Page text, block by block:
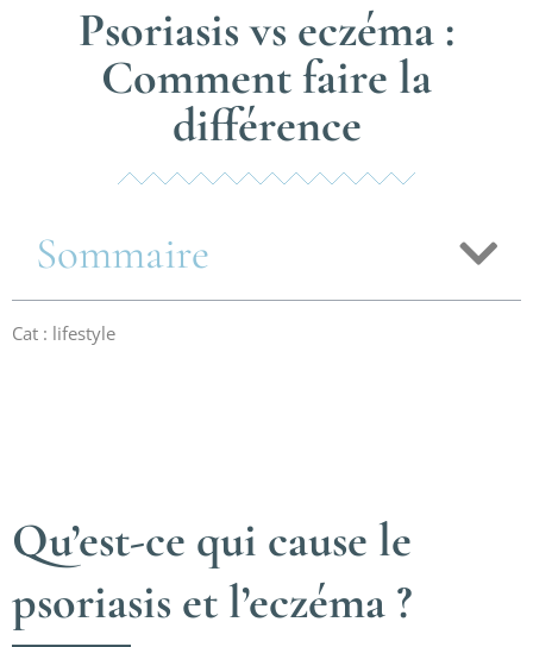
Psoriasis vs eczéma :
Comment faire la
différence
Sommaire
Cat : lifestyle
Qu’est-ce qui cause le
psoriasis et l’eczéma ?